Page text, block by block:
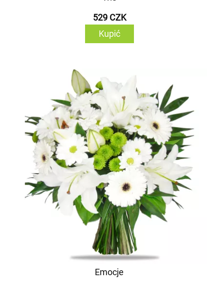
529 CZK
Kupić
Emocje